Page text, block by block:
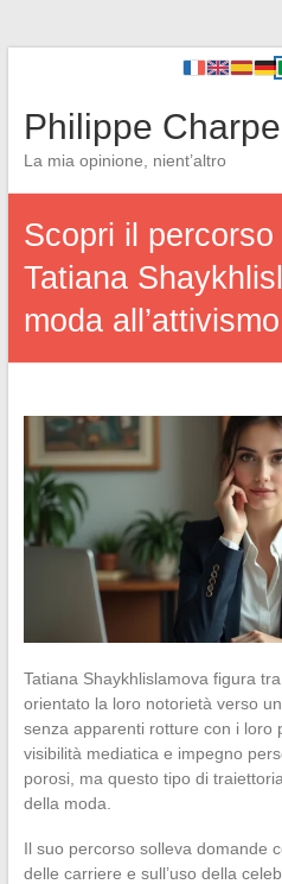
Philippe
La mia opinione, nient’altro
Scopri il
Tatiana
moda all’attivismo
Tatiana Shaykhlislamova figura
orientato la loro notorietà verso
senza apparenti rotture con i loro
visibilità mediatica e impegno
porosi, ma questo tipo di
della moda.
Il suo percorso solleva domande
delle carriere e sull’uso della